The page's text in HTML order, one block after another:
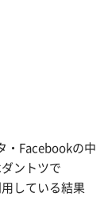
・Facebookの中
ントツで
している結果